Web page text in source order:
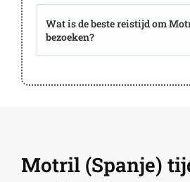
Wat is de beste reistijd om
bezoeken?
Motril (Spanje)